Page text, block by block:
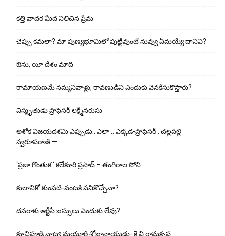
కత్తి వాదర మీద నిలిచిన ప్రేమ
చెప్పు క‌మ‌లా? మా పుణ్యభూమిలో పుట్టివుంటే నువ్వు ఏమయ్యే దానివి?
ఔను, యీ దేశం మాది
రామాయణమే నమ్మనివాళ్లు, రావణుడిని ఎందుకు వెనకేసుకొస్తారు?
విస్మృతుడు ప్రొఫెసర్ లక్ష్మీనరుసు
అశోక విజ‌య‌ద‌శ‌మి ఎప్పుడు.. ఎలా .. ఎక్క‌డ‌-ప్రొఫెసర్ . చల్లపల్లి
స్వరూపరాణి —
‘ప్రజా గొంతుక ‘ కలేకూరి ప్రసాద్ – తంగిరాల సోని
కులానికో కుంప‌టి-వంట‌కి ప‌నికొచ్చేనా?
ద‌స‌రాకు ఆర్టీసీ బ‌స్సులు ఎందుకు లేవు?
కూచిపూడి నాట్య మ‌యూరి శోభానాయుడు- కె.వి.రామకృష్ణ